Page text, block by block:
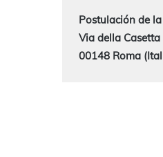
Via della
00148 Roma